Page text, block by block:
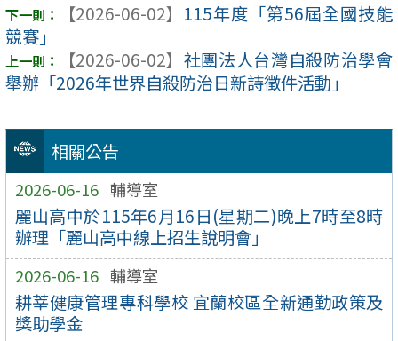
相關公告
2026-06-16 輔導室
麗山高中於115年6月16日(星期二)晚上7時至8時
辦理「麗山高中線上招生說明會」
2026-06-16 輔導室
耕莘健康管理專科學校 宜蘭校區全新通勤政策及
獎助學金
【2026-06-02】 115年度「第56屆全國技能
競賽」
【2026-06-02】 社團法人台灣自殺防治學會
舉辦「2026年世界自殺防治日新詩徵件活動」